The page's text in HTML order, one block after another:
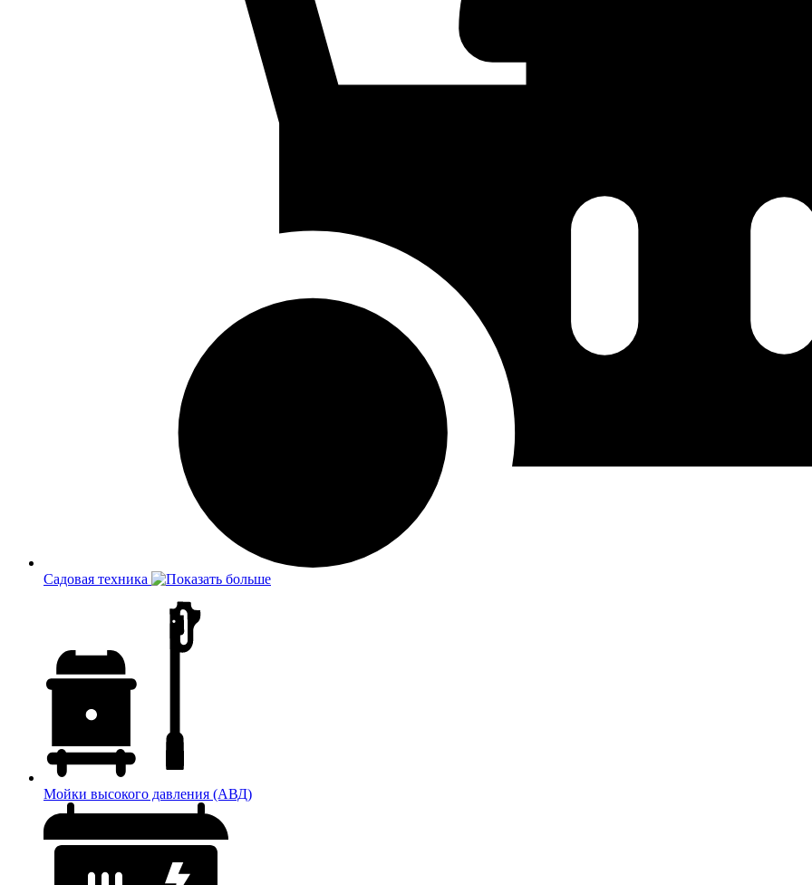
Садовая техника
Мойки высокого давления (АВД)